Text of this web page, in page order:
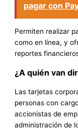
pagar con
Permiten realizar
como en línea, y
reportes
¿A quién van
Las tarjetas
personas con
accionistas de
administración de